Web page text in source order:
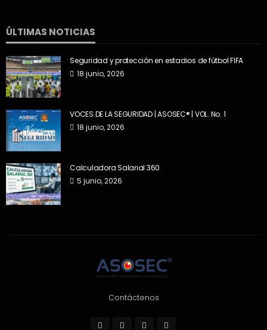
ÚLTIMAS NOTICIAS
Seguridad y protección en estadios de fútbol FIFA
18 junio, 2026
VOCES DE LA SEGURIDAD | ASOSEC® | VOL. No. 1
18 junio, 2026
Calculadora Salarial 360
5 junio, 2026
Contáctenos